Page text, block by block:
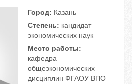
Город: Казань
Степень: кандидат
экономических наук
Место работы:
кафедра
общеэкономических
дисциплин ФГАОУ ВПО